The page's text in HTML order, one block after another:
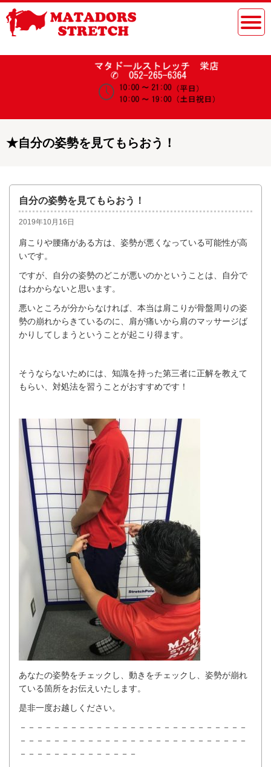
★自分の姿勢を見てもらおう！
自分の姿勢を見てもらおう！
2019年10月16日
肩こりや腰痛がある方は、姿勢が悪くなっている可能性が高
いです。
ですが、自分の姿勢のどこが悪いのかということは、自分で
はわからないと思います。
悪いところが分からなければ、本当は肩こりが骨盤周りの姿
勢の崩れからきているのに、肩が痛いから肩のマッサージば
かりしてしまうということが起こり得ます。
そうならないためには、知識を持った第三者に正解を教えて
もらい、対処法を習うことがおすすめです！
あなたの姿勢をチェックし、動きをチェックし、姿勢が崩れ
ている箇所をお伝えいたします。
是非一度お越しください。
－－－－－－－－－－－－－－－－－－－－－－－－－－－
－－－－－－－－－－－－－－－－－－－－－－－－－－－
－－－－－－－－－－－－－－